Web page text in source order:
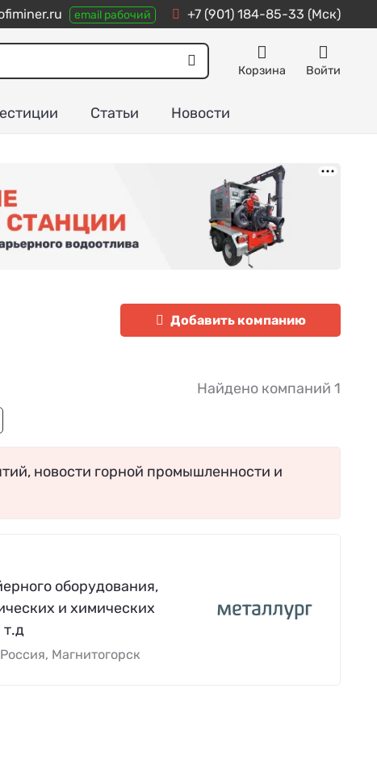
email рабочий +7 (901) 184-85-33 (Мск)
Корзина Войти
Статьи Новости
Добавить компанию
Найдено компаний 1
новости горной промышленности и
оборудования,
и химических
т.д
Россия, Магнитогорск